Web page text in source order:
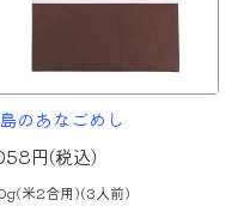
のあなごめし
円(税込)
米2合用)(3人前)